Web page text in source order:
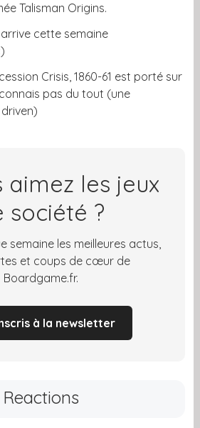
Talisman Origins.
cette semaine
Crisis, 1860-61 est porté sur
pas du tout (une
aimez les jeux
société ?
semaine les meilleures actus,
et coups de cœur de
Boardgame.fr.
à la newsletter
Reactions